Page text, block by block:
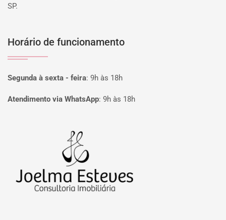
SP.
Horário de funcionamento
Segunda à sexta - feira: 9h às 18h
Atendimento via WhatsApp: 9h às 18h